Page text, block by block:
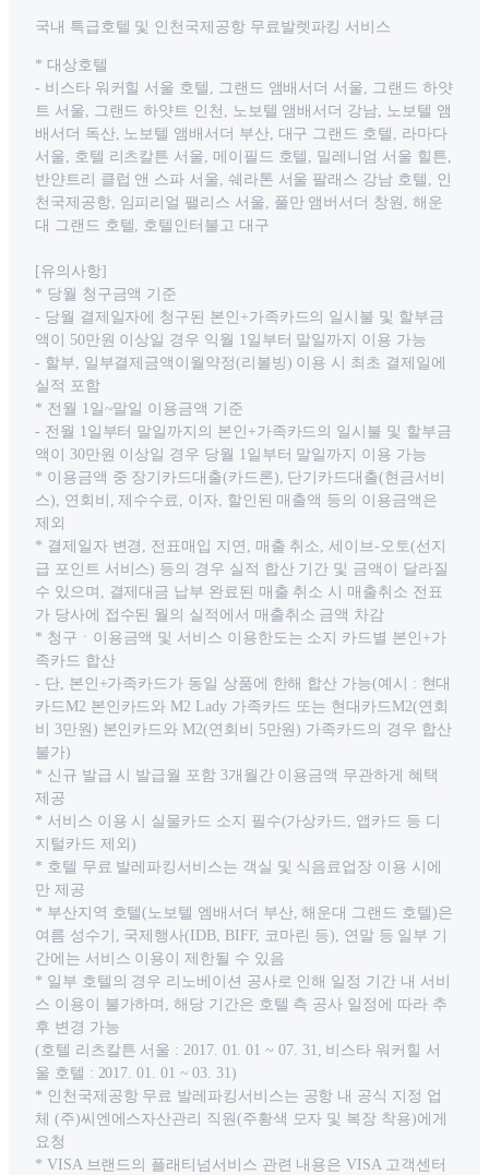
국내 특급호텔 및 인천국제공항 무료발렛파킹 서비스
* 대상호텔
- 비스타 워커힐 서울 호텔, 그랜드 앰배서더 서울, 그랜드 하얏
트 서울, 그랜드 하얏트 인천, 노보텔 앰배서더 강남, 노보텔 앰
배서더 독산, 노보텔 앰배서더 부산, 대구 그랜드 호텔, 라마다
서울, 호텔 리츠칼튼 서울, 메이필드 호텔, 밀레니엄 서울 힐튼,
반얀트리 클럽 앤 스파 서울, 쉐라톤 서울 팔래스 강남 호텔, 인
천국제공항, 임피리얼 팰리스 서울, 풀만 앰버서더 창원, 해운
대 그랜드 호텔, 호텔인터불고 대구
[유의사항]
* 당월 청구금액 기준
- 당월 결제일자에 청구된 본인+가족카드의 일시불 및 할부금
액이 50만원 이상일 경우 익월 1일부터 말일까지 이용 가능
- 할부, 일부결제금액이월약정(리볼빙) 이용 시 최초 결제일에
실적 포함
* 전월 1일~말일 이용금액 기준
- 전월 1일부터 말일까지의 본인+가족카드의 일시불 및 할부금
액이 30만원 이상일 경우 당월 1일부터 말일까지 이용 가능
* 이용금액 중 장기카드대출(카드론), 단기카드대출(현금서비
스), 연회비, 제수수료, 이자, 할인된 매출액 등의 이용금액은
제외
* 결제일자 변경, 전표매입 지연, 매출 취소, 세이브-오토(선지
급 포인트 서비스) 등의 경우 실적 합산 기간 및 금액이 달라질
수 있으며, 결제대금 납부 완료된 매출 취소 시 매출취소 전표
가 당사에 접수된 월의 실적에서 매출취소 금액 차감
* 청구ㆍ이용금액 및 서비스 이용한도는 소지 카드별 본인+가
족카드 합산
- 단, 본인+가족카드가 동일 상품에 한해 합산 가능(예시 : 현대
카드M2 본인카드와 M2 Lady 가족카드 또는 현대카드M2(연회
비 3만원) 본인카드와 M2(연회비 5만원) 가족카드의 경우 합산
불가)
* 신규 발급 시 발급월 포함 3개월간 이용금액 무관하게 혜택
제공
* 서비스 이용 시 실물카드 소지 필수(가상카드, 앱카드 등 디
지털카드 제외)
* 호텔 무료 발레파킹서비스는 객실 및 식음료업장 이용 시에
만 제공
* 부산지역 호텔(노보텔 엠배서더 부산, 해운대 그랜드 호텔)은
여름 성수기, 국제행사(IDB, BIFF, 코마린 등), 연말 등 일부 기
간에는 서비스 이용이 제한될 수 있음
* 일부 호텔의 경우 리노베이션 공사로 인해 일정 기간 내 서비
스 이용이 불가하며, 해당 기간은 호텔 측 공사 일정에 따라 추
후 변경 가능
(호텔 리츠칼튼 서울 : 2017. 01. 01 ~ 07. 31, 비스타 워커힐 서
울 호텔 : 2017. 01. 01 ~ 03. 31)
* 인천국제공항 무료 발레파킹서비스는 공항 내 공식 지정 업
체 (주)씨엔에스자산관리 직원(주황색 모자 및 복장 착용)에게
요청
* VISA 브랜드의 플래티넘서비스 관련 내용은 VISA 고객센터